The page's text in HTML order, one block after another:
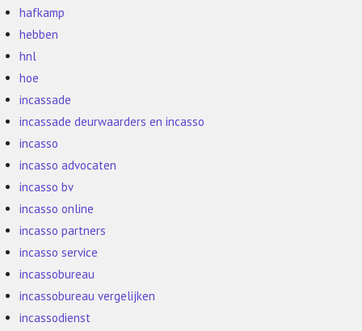
hafkamp
hebben
hnl
hoe
incassade
incassade deurwaarders en incasso
incasso
incasso advocaten
incasso bv
incasso online
incasso partners
incasso service
incassobureau
incassobureau vergelijken
incassodienst